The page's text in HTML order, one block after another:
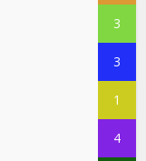
3
3
1
4